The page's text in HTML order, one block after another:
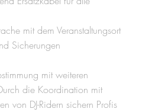
mit dem Veranstaltungsort
Sicherungen
mit weiteren
die Koordination mit
von DJ-Ridern sichern Profis